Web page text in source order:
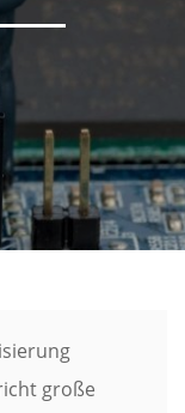
große